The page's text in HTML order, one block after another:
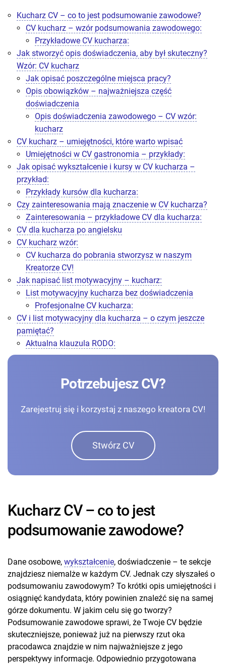
Kucharz CV – co to jest podsumowanie zawodowe?
CV kucharz – wzór podsumowania zawodowego:
Przykładowe CV kucharza:
Jak stworzyć opis doświadczenia, aby był skuteczny?
Wzór: CV kucharz
Jak opisać poszczególne miejsca pracy?
Opis obowiązków – najważniejsza część
doświadczenia
Opis doświadczenia zawodowego – CV wzór:
kucharz
CV kucharz – umiejętności, które warto wpisać
Umiejętności w CV gastronomia – przykłady:
Jak opisać wykształcenie i kursy w CV kucharza –
przykład:
Przykłady kursów dla kucharza:
Czy zainteresowania mają znaczenie w CV kucharza?
Zainteresowania – przykładowe CV dla kucharza:
CV dla kucharza po angielsku
CV kucharz wzór:
CV kucharza do pobrania stworzysz w naszym
Kreatorze CV!
Jak napisać list motywacyjny – kucharz:
List motywacyjny kucharza bez doświadczenia
Profesjonalne CV kucharza:
CV i list motywacyjny dla kucharza – o czym jeszcze
pamiętać?
Aktualna klauzula RODO:
Potrzebujesz CV?
Zarejestruj się i korzystaj z naszego kreatora CV!
Stwórz CV
Kucharz CV – co to jest
podsumowanie zawodowe?
Dane osobowe, wykształcenie, doświadczenie – te sekcje
znajdziesz niemalże w każdym CV. Jednak czy słyszałeś o
podsumowaniu zawodowym? To krótki opis umiejętności i
osiągnięć kandydata, który powinien znaleźć się na samej
górze dokumentu. W jakim celu się go tworzy?
Podsumowanie zawodowe sprawi, że Twoje CV będzie
skuteczniejsze, ponieważ już na pierwszy rzut oka
pracodawca znajdzie w nim najważniejsze z jego
perspektywy informacje. Odpowiednio przygotowana